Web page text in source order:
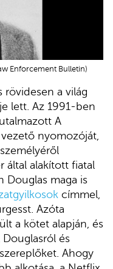
Enforcement Bulletin)
rövidesen a világ
lett. Az 1991-ben
A
nyomozóját,
által alakított fiatal
maga is
címmel,
Azóta
a kötet alapján, és
és
Ahogy